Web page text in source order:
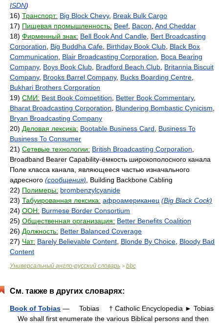
ISDN)
16) Транспорт: Big Block Chevy, Break Bulk Cargo
17) Пищевая промышленность: Beef Bacon And Cheddar
18) Фирменный знак: Bell Book And Candle Bert Broadcasting
Corporation
Big Buddha Cafe Birthday Book Club Black Box
Communication
Blair Broadcasting Corporation
Boca Bearing
Company, Boys Book Club Bradford Beach Club Britannia Biscuit
Company, Brooks Barrel Company, Bucks Boarding Centre
Bukhari Brothers Corporation
19) СМИ: Best Book Competition Better Book Commentary,
Bharat Broadcasting Corporation
Blundering Bombastic Cynicism
Bryan Broadcasting Company
20) Деловая лексика: Bootable Business Card
Business To
Business To Consumer
21) Сетевые технологии: British Broadcasting Corporation
Broadband Bearer Capability-ёмкость широкополосного канала
Поле класса канала, являющееся частью изначального
адресного (сообщения) , Building Backbone Cabling
22) Полимеры: brombenzylcyanide
23) Табуированная лексика: афроамериканец (Big Black Cock)
24) ООН: Burmese Border Consortium
25) Общественная организация: Better Benefits Coalition
26) Должность: Better Balanced Coverage
27) Чат: Barely Believable Content Blonde By Choice Bloody Bad
Content
Универсальный англо-русский словарь > bbc
См. также в других словарях:
Book of Tobias — Tobias † Catholic Encyclopedia ► Tobias
We shall first enumerate the various Biblical persons and then